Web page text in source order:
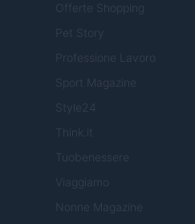
Offerte Shopping
Pet Story
Professione Lavoro
Sport Magazine
Style24
Think.it
Tuobenessere
Viaggiamo
Nonne Magazine